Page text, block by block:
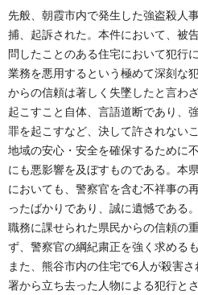
先般、朝霞市内で発生した強盗殺人
捕、起訴された。本件において、被
問したことのある住宅において犯行
業務を悪用するという極めて深刻な
からの信頼は著しく失墜したと言わ
起こすこと自体、言語道断であり、
罪を起こすなど、決して許されない
地域の安心・安全を確保するために
にも悪影響を及ぼすものである。本
においても、警察官を含む不祥事の
ったばかりであり、誠に遺憾である
職務に課せられた県民からの信頼の
ず、警察官の綱紀粛正を強く求めるも
また、熊谷市内の住宅で6人が殺害
署から立ち去った人物による犯行と